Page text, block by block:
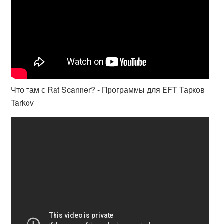
Что там с Rat Scanner? - Программы для EFT Тарков
Tarkov